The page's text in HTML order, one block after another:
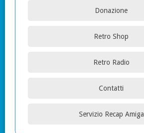
Donazione
Retro Shop
Retro Radio
Contatti
Servizio Recap Amiga